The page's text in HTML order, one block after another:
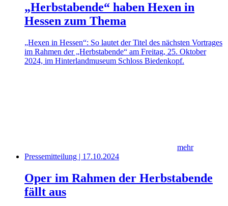
„Herbstabende“ haben Hexen in
Hessen zum Thema
„Hexen in Hessen“: So lautet der Titel des nächsten Vortrages
im Rahmen der „Herbstabende“ am Freitag, 25. Oktober
2024, im Hinterlandmuseum Schloss Biedenkopf.
mehr
Pressemitteilung | 17.10.2024
Oper im Rahmen der Herbstabende
fällt aus